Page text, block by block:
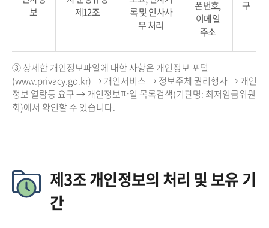
보
제12조
록 및 인사사
무 처리
폰번호,
이메일
주소
구
③ 상세한 개인정보파일에 대한 사항은 개인정보 포털
(www.privacy.go.kr) → 개인서비스 → 정보주체 권리행사 → 개인
정보 열람등 요구 → 개인정보파일 목록검색(기관명: 최저임금위원
회)에서 확인할 수 있습니다.
제3조 개인정보의 처리 및 보유 기
간